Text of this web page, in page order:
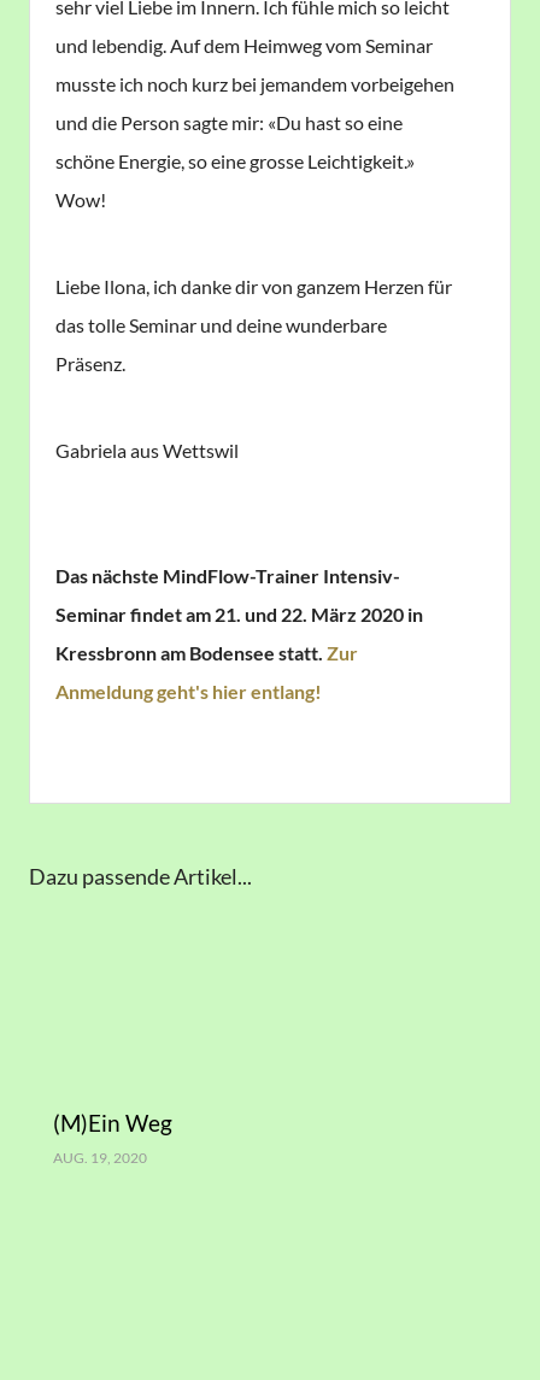
sehr viel Liebe im Innern. Ich fühle mich so leicht
und lebendig. Auf dem Heimweg vom Seminar
musste ich noch kurz bei jemandem vorbeigehen
und die Person sagte mir: «Du hast so eine
schöne Energie, so eine grosse Leichtigkeit.»
Wow!
Liebe Ilona, ich danke dir von ganzem Herzen für
das tolle Seminar und deine wunderbare
Präsenz.
Gabriela aus Wettswil
Das nächste MindFlow-Trainer Intensiv-
Seminar findet am 21. und 22. März 2020 in
Kressbronn am Bodensee statt. Zur
Anmeldung geht's hier entlang!
Dazu passende Artikel...
(M)Ein Weg
AUG. 19, 2020